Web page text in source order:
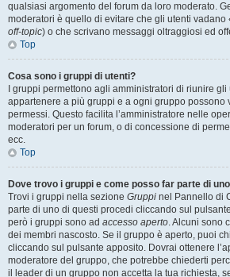
qualsiasi argomento del forum da loro moderato.
moderatori è quello di evitare che gli utenti vadano
off-topic) o che scrivano messaggi oltraggiosi ed
Top
Cosa sono i gruppi di utenti?
I gruppi permettono agli amministratori di riunire
appartenere a più gruppi e a ogni gruppo possono
permessi. Questo facilita l’amministratore nelle
moderatori per un forum, o di concessione di
ecc.
Top
Dove trovo i gruppi e come posso far parte di
Trovi i gruppi nella sezione Gruppi nel Pannello di
parte di uno di questi procedi cliccando sul
però i gruppi sono ad accesso aperto. Alcuni sono
dei membri nascosto. Se il gruppo è aperto, puoi
cliccando sul pulsante apposito. Dovrai ottenere
moderatore del gruppo, che potrebbe chiederti
il leader di un gruppo non accetta la tua richiesta,